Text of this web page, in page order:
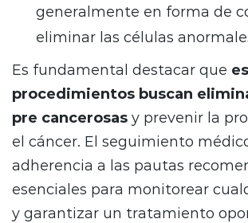
generalmente en forma de
eliminar las células
Es fundamental destacar que
procedimientos buscan
pre cancerosas y prevenir la
el cáncer. El seguimiento
adherencia a las pautas
esenciales para monitorear
y garantizar un tratamiento